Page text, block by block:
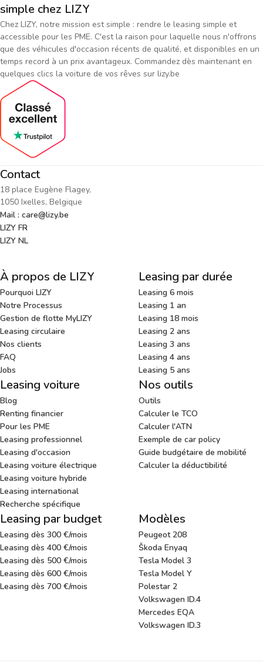
simple chez LIZY
Chez LIZY, notre mission est simple : rendre le leasing simple et
accessible pour les PME. C'est la raison pour laquelle nous n'offrons
que des véhicules d'occasion récents de qualité, et disponibles en un
temps record à un prix avantageux. Commandez dès maintenant en
quelques clics la voiture de vos rêves sur lizy.be
Contact
18 place Eugène Flagey,
1050 Ixelles, Belgique
Mail : care@lizy.be
LIZY FR
LIZY NL
À propos de LIZY
Pourquoi LIZY
Notre Processus
Gestion de flotte MyLIZY
Leasing circulaire
Nos clients
FAQ
Jobs
Leasing par durée
Leasing 6 mois
Leasing 1 an
Leasing 18 mois
Leasing 2 ans
Leasing 3 ans
Leasing 4 ans
Leasing 5 ans
Leasing voiture
Blog
Renting financier
Pour les PME
Leasing professionnel
Leasing d'occasion
Leasing voiture électrique
Leasing voiture hybride
Leasing international
Recherche spécifique
Nos outils
Outils
Calculer le TCO
Calculer l'ATN
Exemple de car policy
Guide budgétaire de mobilité
Calculer la déductibilité
Leasing par budget
Leasing dès 300 €/mois
Leasing dès 400 €/mois
Leasing dès 500 €/mois
Leasing dès 600 €/mois
Leasing dès 700 €/mois
Modèles
Peugeot 208
Škoda Enyaq
Tesla Model 3
Tesla Model Y
Polestar 2
Volkswagen ID.4
Mercedes EQA
Volkswagen ID.3